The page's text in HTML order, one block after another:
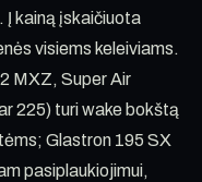
Į kainą įskaičiuota
visiems keleiviams.
MXZ, Super Air
225) turi wake bokštą
Glastron 195 SX
pasiplaukiojimui,